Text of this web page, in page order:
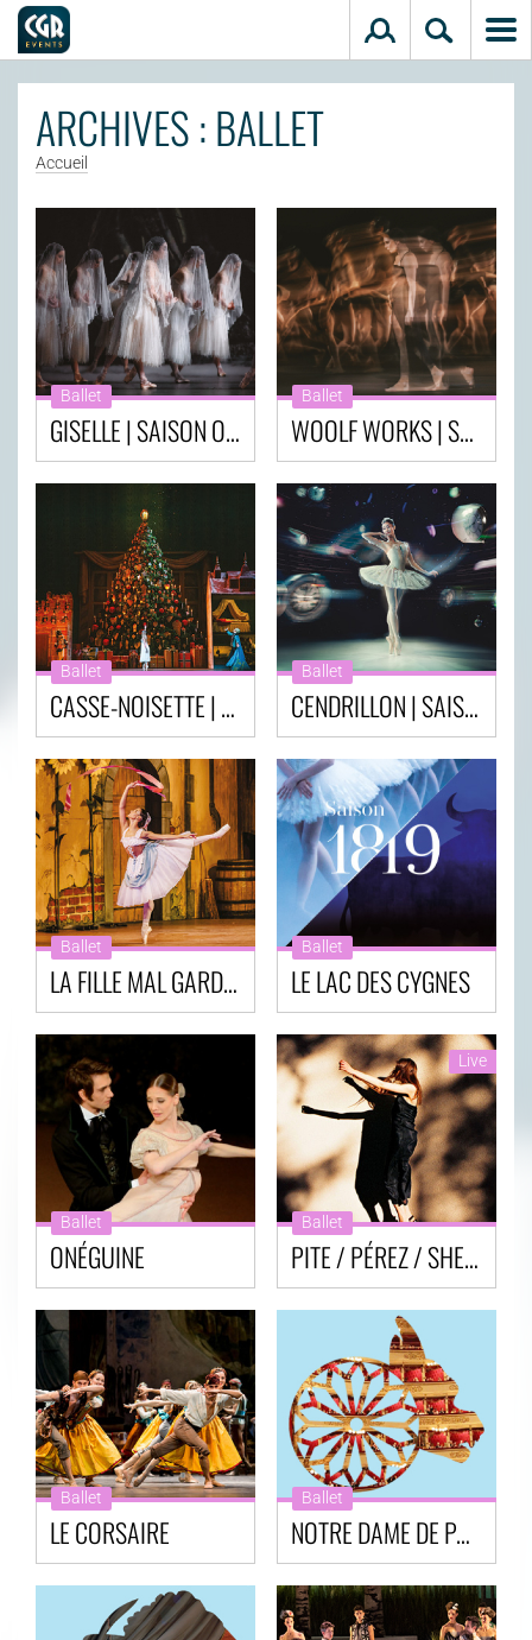
ARCHIVES : BALLET
Accueil
Ballet
GISELLE | SAISON OPÉRAS & BALLETS AU CINÉMA - ROYAL OPERA HOUSE
Ballet
WOOLF WORKS | SAISON OPÉRAS & BALLETS AU CINÉMA - ROYAL OPERA HOUSE
Ballet
CASSE-NOISETTE | SAISON OPÉRAS & BALLETS AU CINÉMA - ROYAL OPERA HOUSE
Ballet
CENDRILLON | SAISON OPÉRAS & BALLETS AU CINÉMA - ROYAL OPERA HOUSE
Ballet
LA FILLE MAL GARDÉE | SAISON OPÉRAS & BALLETS AU CINÉMA - ROYAL OPERA HOUSE
Ballet
LE LAC DES CYGNES
Ballet
ONÉGUINE
Live
Ballet
PITE / PÉREZ / SHECHTER
Ballet
LE CORSAIRE
Ballet
NOTRE DAME DE PARIS